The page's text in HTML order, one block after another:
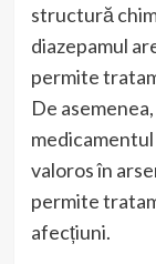
structură
diazepamul
permite
De
valoros în
permite
afecțiuni.